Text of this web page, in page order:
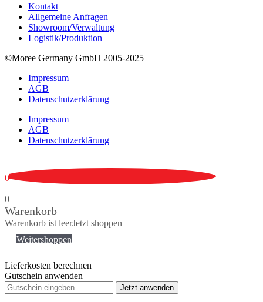
Kontakt
Allgemeine Anfragen
Showroom/Verwaltung
Logistik/Produktion
©Moree Germany GmbH 2005-2025
Impressum
AGB
Datenschutzerklärung
Impressum
AGB
Datenschutzerklärung
Nutzerfeedback -4,9/5aus1642positiven Bewertungen
0
0
Warenkorb
Warenkorb ist leerJetzt shoppen
Weitershoppen
Lieferkosten berechnen
Gutschein anwenden
Jetzt anwenden